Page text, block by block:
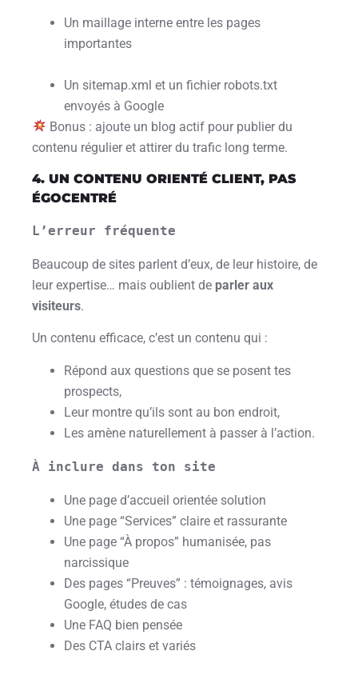
Un maillage interne entre les pages
importantes
Un sitemap.xml et un fichier robots.txt
envoyés à Google
Bonus : ajoute un blog actif pour publier du
contenu régulier et attirer du trafic long terme.
4. UN CONTENU ORIENTÉ CLIENT, PAS
ÉGOCENTRÉ
L’erreur fréquente
Beaucoup de sites parlent d’eux, de leur histoire, de
leur expertise… mais oublient de parler aux
visiteurs.
Un contenu efficace, c’est un contenu qui :
Répond aux questions que se posent tes
prospects,
Leur montre qu’ils sont au bon endroit,
Les amène naturellement à passer à l’action.
À inclure dans ton site
Une page d’accueil orientée solution
Une page “Services” claire et rassurante
Une page “À propos” humanisée, pas
narcissique
Des pages “Preuves” : témoignages, avis
Google, études de cas
Une FAQ bien pensée
Des CTA clairs et variés